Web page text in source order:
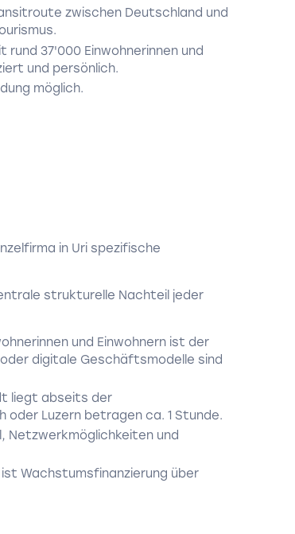
zwischen Deutschland und
rund 37'000 Einwohnerinnen und
und persönlich.
möglich.
in Uri spezifische
strukturelle Nachteil jeder
und Einwohnern ist der
digitale Geschäftsmodelle sind
liegt abseits der
Luzern betragen ca. 1 Stunde.
Netzwerkmöglichkeiten und
ist Wachstumsfinanzierung über